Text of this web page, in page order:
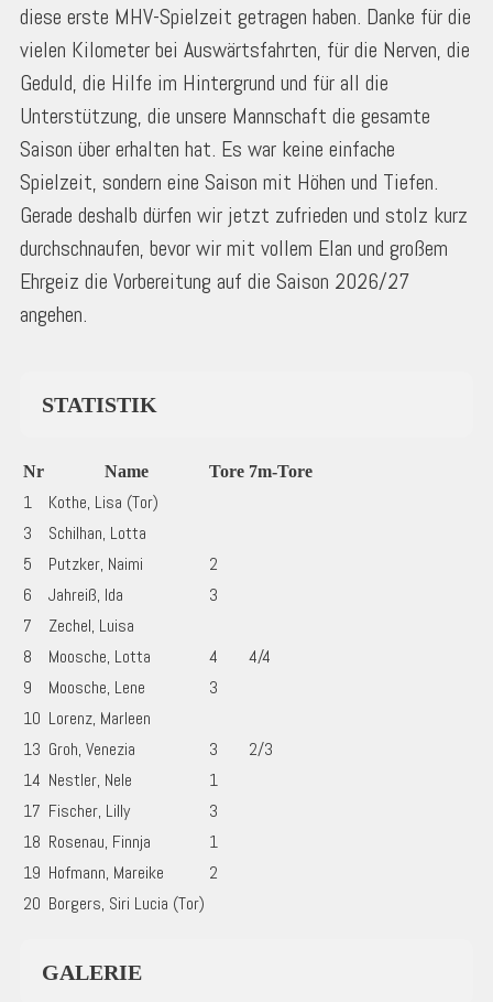
diese erste MHV-Spielzeit getragen haben. Danke für die
vielen Kilometer bei Auswärtsfahrten, für die Nerven, die
Geduld, die Hilfe im Hintergrund und für all die
Unterstützung, die unsere Mannschaft die gesamte
Saison über erhalten hat. Es war keine einfache
Spielzeit, sondern eine Saison mit Höhen und Tiefen.
Gerade deshalb dürfen wir jetzt zufrieden und stolz kurz
durchschnaufen, bevor wir mit vollem Elan und großem
Ehrgeiz die Vorbereitung auf die Saison 2026/27
angehen.
STATISTIK
Nr Name Tore 7m-Tore
1
Kothe, Lisa (Tor)
3
Schilhan, Lotta
5
Putzker, Naimi
2
6
Jahreiß, Ida
3
7
Zechel, Luisa
8
Moosche, Lotta 4
4/4
9
Moosche, Lene
3
10 Lorenz, Marleen
13 Groh, Venezia 3
2/3
14 Nestler, Nele
1
17 Fischer, Lilly
3
18 Rosenau, Finnja
1
19 Hofmann, Mareike
2
20 Borgers, Siri Lucia (Tor)
GALERIE